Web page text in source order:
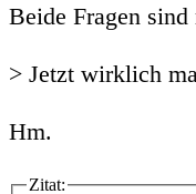
Beide Fragen
> Jetzt wirklich
Hm.
Zitat: